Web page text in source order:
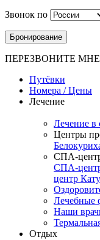
Звонок по
Бронирование
ПЕРЕЗВОНИТЕ МНЕ
Путёвки
Номера / Цены
Лечение
Лечение в
Центры
СПА-
СПА-
центр
Лечебные
Наши
Отдых